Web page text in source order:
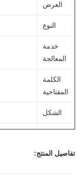
العرض
المعالجة
الكلمة
الشكل
اللون
المنتج: